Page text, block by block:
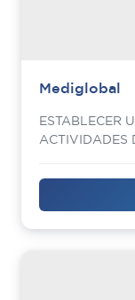
Mediglobal
ESTABLECER
ACTIVIDADES